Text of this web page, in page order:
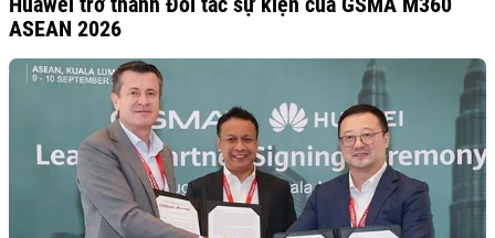
ASEAN 2026